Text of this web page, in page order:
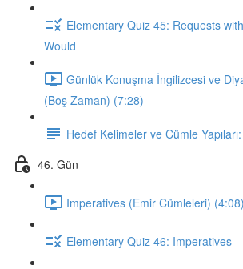
Elementary Quiz 45: Requests
Would
Günlük Konuşma İngilizcesi ve
(Boş Zaman) (7:28)
Hedef Kelimeler ve Cümle
46. Gün
Imperatives (Emir Cümleleri) (4:08)
Elementary Quiz 46: Imperatives